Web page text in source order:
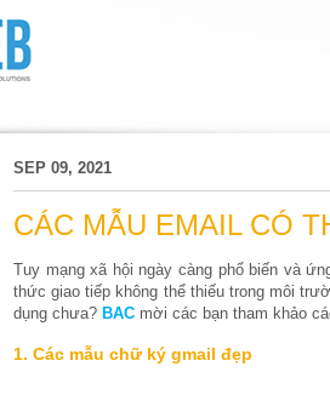
SEP 09, 2021
CÁC MẪU EMAIL CÓ
Tuy mạng xã hội ngày càng phổ biến và
thức giao tiếp không thể thiếu trong môi
dụng chưa? BAC mời các bạn tham khảo
1. Các mẫu chữ ký gmail đẹp